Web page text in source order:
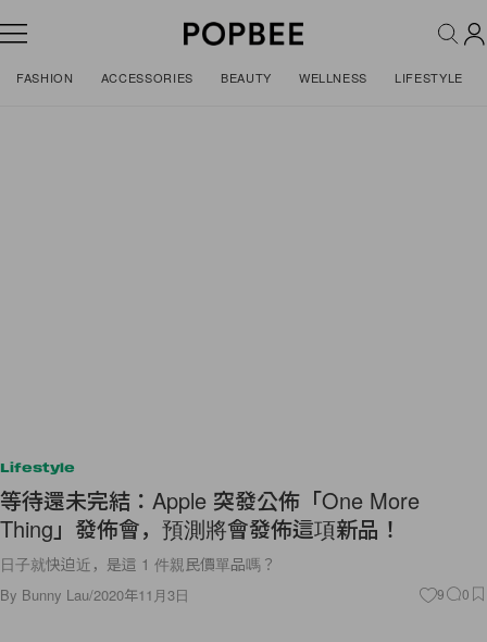
FASHION ACCESSORIES BEAUTY WELLNESS LIFESTYLE
Lifestyle
等待還未完結：Apple 突發公佈「One More
Thing」發佈會，預測將會發佈這項新品！
日子就快迫近，是這 1 件親民價單品嗎？
By Bunny Lau/2020年11月3日 9 0